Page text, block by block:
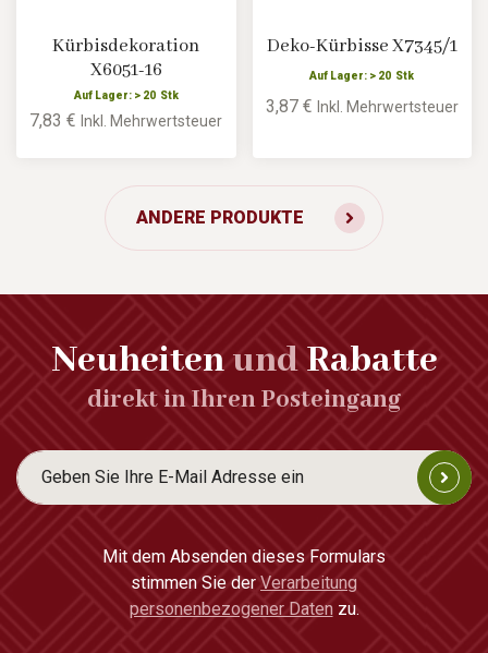
Kürbisdekoration
X6051-16
Auf Lager: > 20 Stk
7,83 €Inkl. Mehrwertsteuer
Deko-Kürbisse X7345/1
Auf Lager: > 20 Stk
3,87 € Inkl. Mehrwertsteuer
ANDERE PRODUKTE
NeuheitenundRabatte
direkt in Ihren Posteingang
Mit dem Absenden dieses Formulars
stimmen Sie der Verarbeitung
personenbezogener Daten zu.